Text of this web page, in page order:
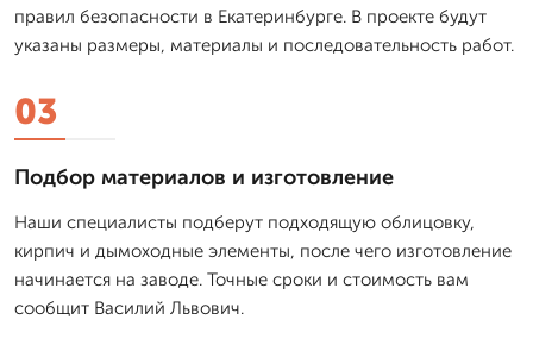
правил безопасности в Екатеринбурге. В проекте будут
указаны размеры, материалы и последовательность работ.
03
Подбор материалов и изготовление
Наши специалисты подберут подходящую облицовку,
кирпич и дымоходные элементы, после чего изготовление
начинается на заводе. Точные сроки и стоимость вам
сообщит Василий Львович.